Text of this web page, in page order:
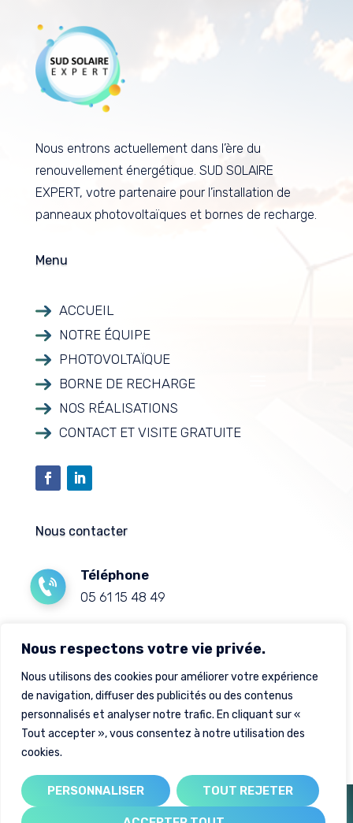
Nous respectons votre vie privée.
Nous utilisons des cookies pour améliorer votre expérience
de navigation, diffuser des publicités ou des contenus
personnalisés et analyser notre trafic. En cliquant sur «
Tout accepter », vous consentez à notre utilisation des
cookies.
PERSONNALISER TOUT REJETER
Nous entrons actuellement dans l’ère du
renouvellement énergétique. SUD SOLAIRE
EXPERT, votre partenaire pour l’installation de
panneaux photovoltaïques et bornes de recharge.
Menu
ACCUEIL
NOTRE ÉQUIPE
PHOTOVOLTAÏQUE
BORNE DE RECHARGE
NOS RÉALISATIONS
CONTACT ET VISITE GRATUITE
Nous contacter
Téléphone
05 61 15 48 49
contact@sud-solaire-expert.fr
Adresse
88 avenue de bouconne, 31530 Lévignac
Créé par | création de site internet